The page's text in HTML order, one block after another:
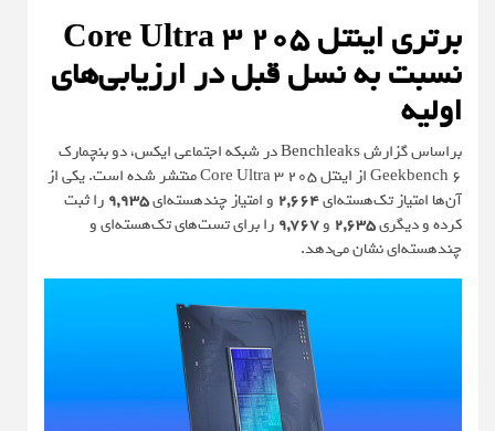
برتری اینتل Core Ultra 3 205
نسبت به نسل قبل در ارزیابی‌های
اولیه
براساس گزارشBenchleaksدر شبکه اجتماعی ایکس، دو بنچمارک
Geekbench 6 از اینتل Core Ultra 3 205 منتشر شده است. یکی از
آن‌ها امتیاز تک‌هسته‌ای2,664 و امتیاز چندهسته‌ای9,935 را ثبت
کرده و دیگری2,635 و9,767 را برای تست‌های تک‌هسته‌ای و
چندهسته‌ای نشان می‌دهد.